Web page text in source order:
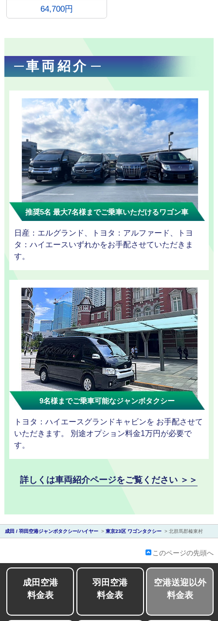
お勧め
送迎プ
ラン
ー
ディズニー
送迎
東
京
成
田
会社紹
介
64,700円
車両紹介
推奨5名 最大7名様までご乗車いただけるワゴン車
日産：エルグランド、トヨタ：アルファード、トヨ
タ：ハイエースいずれかをお手配させていただきま
す。
9名様までご乗車可能なジャンボタクシー
トヨタ：ハイエースグランドキャビンを お手配させて
いただきます。 別途オプション料金1万円が必要で
す。
詳しくは車両紹介ページをご覧ください ＞＞
成田 / 羽田空港ジャンボタクシー/ハイヤー > 東京23区 ワゴンタクシー > 北群馬郡榛東村
このページの先頭へ
成田空港
料金表
羽田空港
料金表
空港送迎以外
料金表